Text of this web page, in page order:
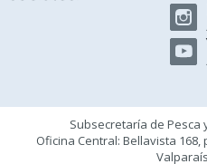
Subsecretaría de Pesca
Oficina Central: Bellavista 168,